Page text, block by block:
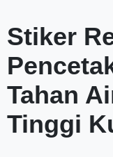
Stiker
Tahan
Tinggi